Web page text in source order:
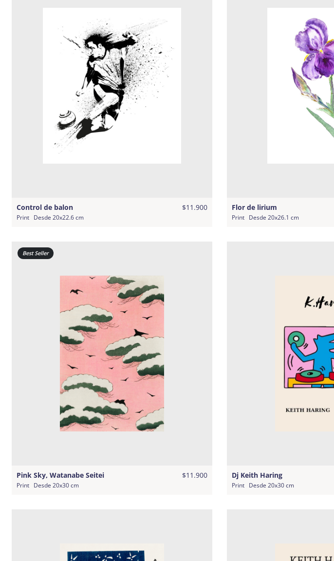
Control de balon $11.900
Print Desde 20x22.6 cm
Flor de lirium
Print Desde 20x26.1 cm
Best Seller
Pink Sky, Watanabe Seitei $11.900
Print Desde 20x30 cm
Dj Keith Haring
Print Desde 20x30 cm